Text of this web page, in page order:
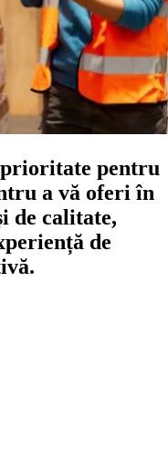
pentru
a vă oferi în
de calitate,
de